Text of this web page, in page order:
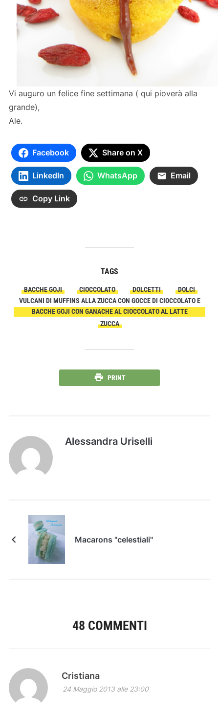
Vi auguro un felice fine settimana ( qui pioverà alla
grande),
Ale.
Facebook Share on X
LinkedIn WhatsApp Email
Copy Link
TAGS
BACCHE GOJI CIOCCOLATO DOLCETTI
DOLCI
VULCANI DI MUFFINS ALLA ZUCCA CON GOCCE DI CIOCCOLATO E
BACCHE GOJI CON GANACHE AL CIOCCOLATO AL LATTE
ZUCCA
PRINT
Alessandra Uriselli
Macarons "celestiali"
48 COMMENTI
Cristiana
24 Maggio 2013 alle 23:00